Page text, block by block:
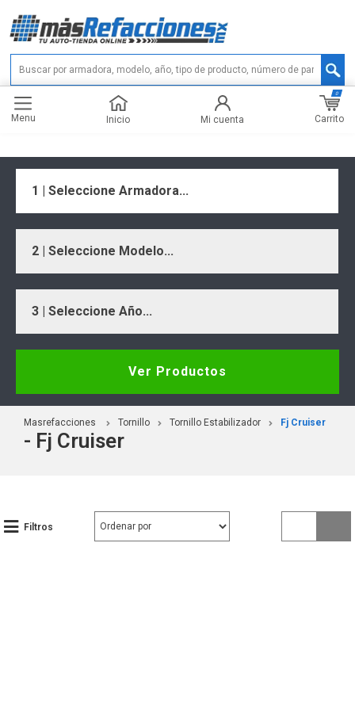
Menu Inicio Mi cuenta Carrito
0
1 | Seleccione Armadora...
2 | Seleccione Modelo...
3 | Seleccione Año...
Ver Productos
Masrefacciones Tornillo Tornillo Estabilizador Fj Cruiser
- Fj Cruiser
Filtros